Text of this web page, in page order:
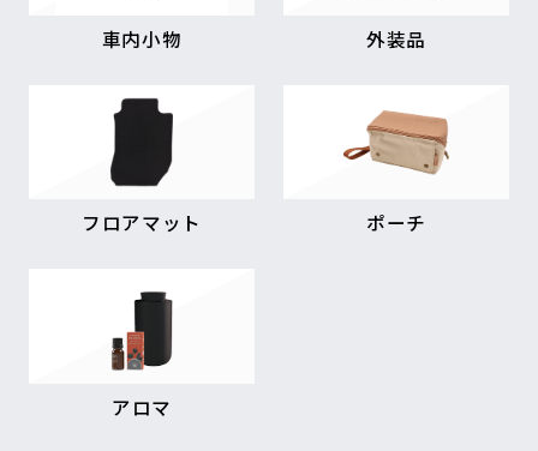
車内小物 外装品
フロアマット ポーチ
アロマ